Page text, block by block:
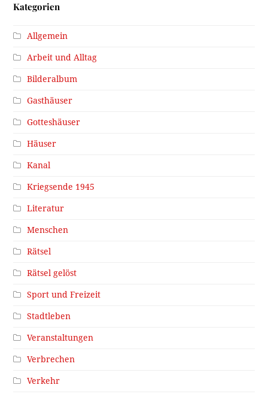
Kategorien
Allgemein
Arbeit und Alltag
Bilderalbum
Gasthäuser
Gotteshäuser
Häuser
Kanal
Kriegsende 1945
Literatur
Menschen
Rätsel
Rätsel gelöst
Sport und Freizeit
Stadtleben
Veranstaltungen
Verbrechen
Verkehr